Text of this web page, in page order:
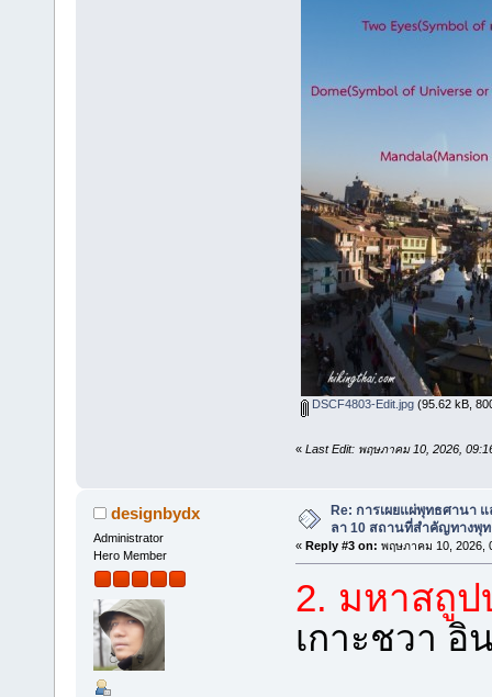
DSCF4803-Edit.jpg(95.62 kB,
« Last Edit: พฤษภาคม 10, 2026,
designbydx
Administrator
Hero Member
Re: การเผยแผ่พุทธศานา
ลา 10 สถานที่สำคัญทางพุท
« Reply #3 on: พฤษภาคม 10, 2026,
2. มหาสถูป
เกาะชวา อิ